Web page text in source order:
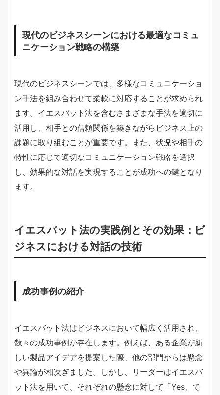
現代のビジネスシーンにおける最適なコミュ
ニケーション戦略の構築
現代のビジネスシーンでは、多様なコミュニケーショ
ン手法を組み合わせて柔軟に対応することが求められ
ます。イエスバット法を含むさまざまな手法を適切に
活用し、相手との信頼関係を築きながらビジネス上の
課題に取り組むことが重要です。また、状況や相手の
特性に応じて適切なコミュニケーション戦略を選択
し、効果的な対話を実現することが成功への鍵となり
ます。
イエスバット法の実践例とその効果：ビ
ジネスにおける対話の技術
成功事例の紹介
イエスバット法はビジネスにおいて幅広く活用され、
数々の成功事例が存在します。例えば、ある企業が新
しい製品アイデアを提案した際、他の部門からは懸念
や異論が相次ぎました。しかし、リーダーはイエスバ
ット法を用いて、それぞれの懸念に対して「Yes、で